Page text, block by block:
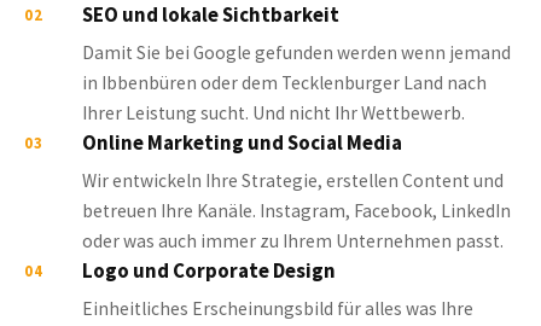
02 SEO und lokale Sichtbarkeit
Damit Sie bei Google gefunden werden wenn jemand
in Ibbenbüren oder dem Tecklenburger Land nach
Ihrer Leistung sucht. Und nicht Ihr Wettbewerb.
03 Online Marketing und Social Media
Wir entwickeln Ihre Strategie, erstellen Content und
betreuen Ihre Kanäle. Instagram, Facebook, LinkedIn
oder was auch immer zu Ihrem Unternehmen passt.
04 Logo und Corporate Design
Einheitliches Erscheinungsbild für alles was Ihre